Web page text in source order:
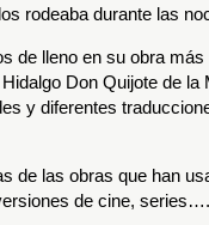
rodeaba durante las
de lleno en su obra
Don Quijote de la
y diferentes
de las obras que han
de cine, series….